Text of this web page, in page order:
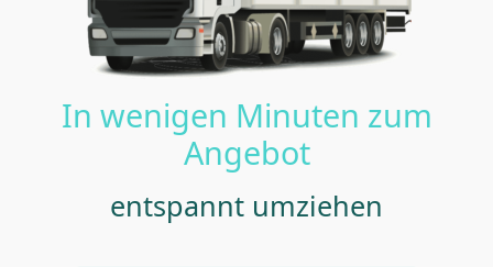
In wenigen Minuten zum
Angebot
entspannt umziehen